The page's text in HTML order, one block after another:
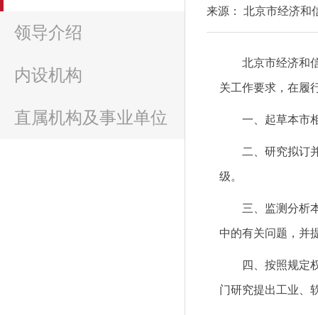
领导介绍
内设机构
直属机构及事业单位
来源： 北京市经济和
北京市经济和
关工作要求，在履
一、起草本市
二、研究拟订
级。
三、监测分析
中的有关问题，并
四、按照规定
门研究提出工业、